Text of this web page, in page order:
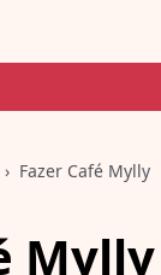
Fazer Café Mylly
Mylly